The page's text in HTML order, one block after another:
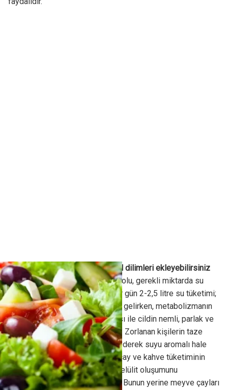
Suyunuza salatalık ve zencefil dilimleri ekleyebilirsiniz
Selülitten kurtulmanın birinci yolu, gerekli miktarda su
tüketiminin sağlanmasıdır. Her gün 2-2,5 litre su tüketimi;
dolaşımın düzenlenmesine iyi gelirken, metabolizmanın
hızlanması, toksinlerin atılması ile cildin nemli, parlak ve
elastik olmasına yardımcı olur. Zorlanan kişilerin taze
zencefil ya da salatalık ilave ederek suyu aromalı hale
getirmeleri mümkündür. Aşırı çay ve kahve tüketiminin
vücudu susuz bırakacağı ve selülit oluşumunu
tetikleyeceği unutulmamalıdır. Bunun yerine meyve çayları